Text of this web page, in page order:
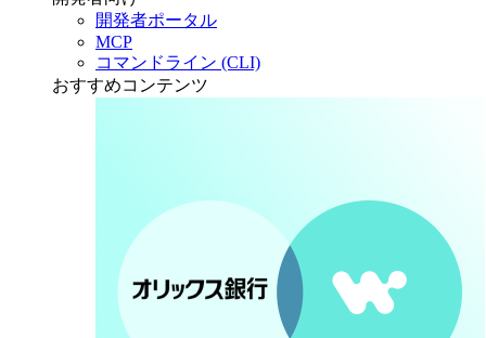
開発者ポータル
MCP
コマンドライン (CLI)
おすすめコンテンツ